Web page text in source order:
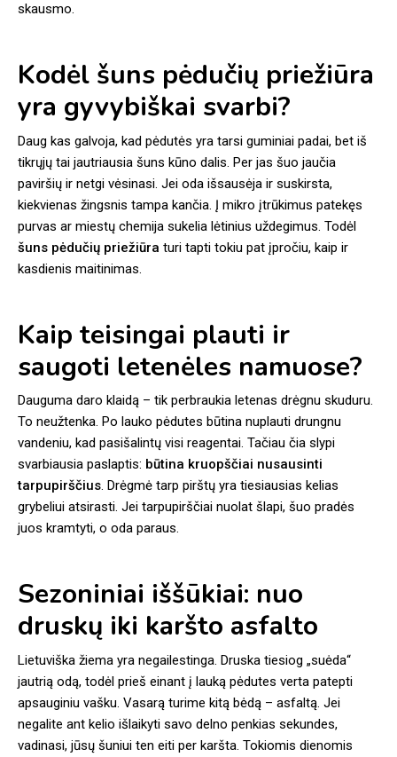
skausmo.
Kodėl šuns pėdučių priežiūra
yra gyvybiškai svarbi?
Daug kas galvoja, kad pėdutės yra tarsi guminiai padai, bet iš
tikrųjų tai jautriausia šuns kūno dalis. Per jas šuo jaučia
paviršių ir netgi vėsinasi. Jei oda išsausėja ir suskirsta,
kiekvienas žingsnis tampa kančia. Į mikro įtrūkimus patekęs
purvas ar miestų chemija sukelia lėtinius uždegimus. Todėl
šuns pėdučių priežiūra turi tapti tokiu pat įpročiu, kaip ir
kasdienis maitinimas.
Kaip teisingai plauti ir
saugoti letenėles namuose?
Dauguma daro klaidą – tik perbraukia letenas drėgnu skuduru.
To neužtenka. Po lauko pėdutes būtina nuplauti drungnu
vandeniu, kad pasišalintų visi reagentai. Tačiau čia slypi
svarbiausia paslaptis: būtina kruopščiai nusausinti
tarpupirščius. Drėgmė tarp pirštų yra tiesiausias kelias
grybeliui atsirasti. Jei tarpupirščiai nuolat šlapi, šuo pradės
juos kramtyti, o oda paraus.
Sezoniniai iššūkiai: nuo
druskų iki karšto asfalto
Lietuviška žiema yra negailestinga. Druska tiesiog „suėda“
jautrią odą, todėl prieš einant į lauką pėdutes verta patepti
apsauginiu vašku. Vasarą turime kitą bėdą – asfaltą. Jei
negalite ant kelio išlaikyti savo delno penkias sekundes,
vadinasi, jūsų šuniui ten eiti per karšta. Tokiomis dienomis